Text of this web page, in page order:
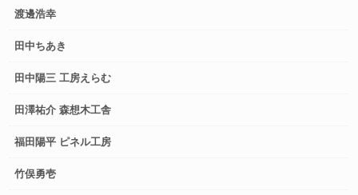
渡邊浩幸
田中ちあき
田中陽三 工房えらむ
田澤祐介 森想木工舎
福田陽平 ピネル工房
竹俣勇壱